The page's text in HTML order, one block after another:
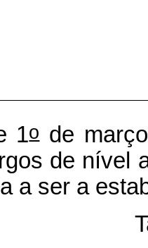
1ode
de nível
a ser a